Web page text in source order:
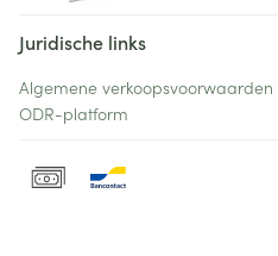
Juridische links
Algemene verkoopsvoorwaarden
ODR-platform